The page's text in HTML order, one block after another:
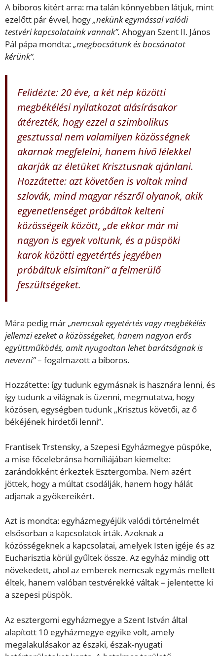
A bíboros kitért arra: ma talán könnyebben látjuk, mint
ezelőtt pár évvel, hogy„nekünk egymással valódi
testvéri kapcsolataink vannak”. Ahogyan Szent II. János
Pál pápa mondta:„megbocsátunk és bocsánatot
kérünk”.
Felidézte: 20 éve, a két nép közötti
megbékélési nyilatkozat alásírásakor
átérezték, hogy ezzel a szimbolikus
gesztussal nem valamilyen közösségnek
akarnak megfelelni, hanem hívő lélekkel
akarják az életüket Krisztusnak ajánlani.
Hozzátette: azt követően is voltak mind
szlovák, mind magyar részről olyanok, akik
egyenetlenséget próbáltak kelteni
közösségeik között, „de ekkor már mi
nagyon is egyek voltunk, és a püspöki
karok közötti egyetértés jegyében
próbáltuk elsimítani”a felmerülő
feszültségeket.
Mára pedig már „nemcsak egyetértés vagy megbékélés
jellemzi ezeket a közösségeket, hanem nagyon erős
együttműködés, amit nyugodtan lehet barátságnak is
nevezni”– fogalmazott a bíboros.
Hozzátette: így tudunk egymásnak is hasznára lenni, és
így tudunk a világnak is üzenni, megmutatva, hogy
közösen, egységben tudunk „Krisztus követői, az ő
békéjének hirdetői lenni”.
Frantisek Trstensky, a Szepesi Egyházmegye püspöke,
a mise főcelebránsa homíliájában kiemelte:
zarándokként érkeztek Esztergomba. Nem azért
jöttek, hogy a múltat csodálják, hanem hogy hálát
adjanak a gyökereikért.
Azt is mondta: egyházmegyéjük valódi történelmét
elsősorban a kapcsolatok írták. Azoknak a
közösségeknek a kapcsolatai, amelyek Isten igéje és az
Eucharisztia körül gyűltek össze. Az egyház mindig ott
növekedett, ahol az emberek nemcsak egymás mellett
éltek, hanem valóban testvérekké váltak – jelentette ki
a szepesi püspök.
Az esztergomi egyházmegye a Szent István által
alapított 10 egyházmegye egyike volt, amely
megalakulásakor az északi, észak-nyugati